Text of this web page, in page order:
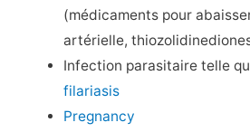
(médicaments pour
artérielle,
Infection parasitaire telle
filariasis
Pregnancy